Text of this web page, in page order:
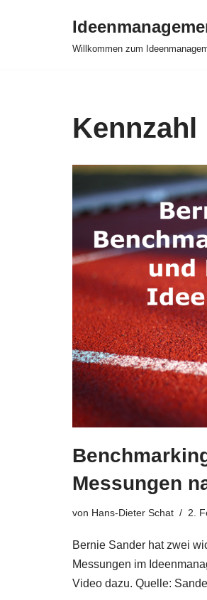
Willkommen zum
Kennzahl
Messungen
von Hans-Dieter Schat 2.
Ber­nie San­der hat zwei
Mes­sun­gen im
Video dazu. Quel­le: